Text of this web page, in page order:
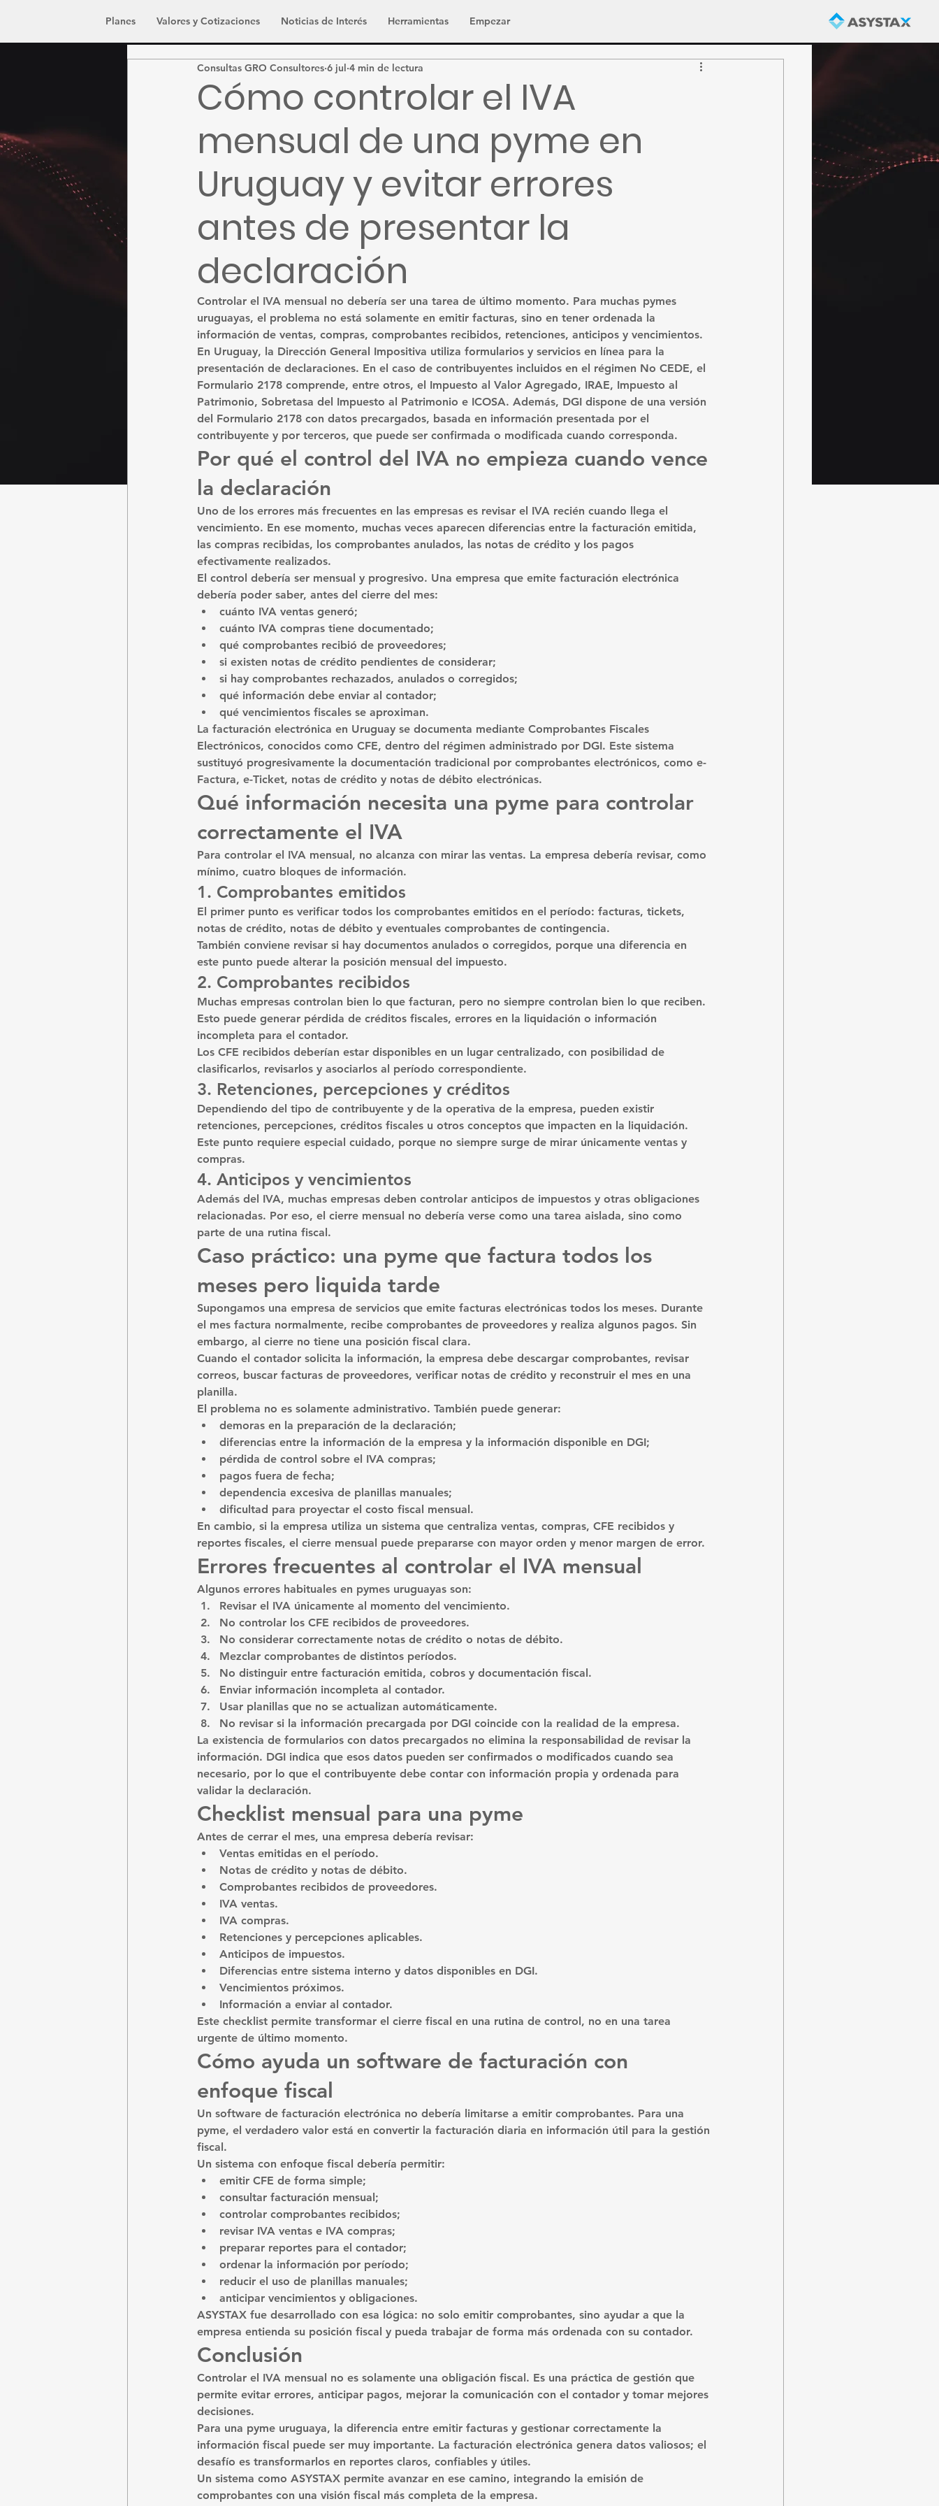
Planes Valores y Cotizaciones Noticias de Interés Herramientas Empezar
Cómo controlar el IVA
mensual de una pyme en
Uruguay y evitar errores
antes de presentar la
declaración
Consultas GRO Consultores 6 jul 4 min de lectura
Controlar el IVA mensual no debería ser una tarea de último momento. Para muchas pymes
uruguayas, el problema no está solamente en emitir facturas, sino en tener ordenada la
información de ventas, compras, comprobantes recibidos, retenciones, anticipos y vencimientos.
En Uruguay, la Dirección General Impositiva utiliza formularios y servicios en línea para la
presentación de declaraciones. En el caso de contribuyentes incluidos en el régimen No CEDE, el
Formulario 2178 comprende, entre otros, el Impuesto al Valor Agregado, IRAE, Impuesto al
Patrimonio, Sobretasa del Impuesto al Patrimonio e ICOSA. Además, DGI dispone de una versión
del Formulario 2178 con datos precargados, basada en información presentada por el
contribuyente y por terceros, que puede ser confirmada o modificada cuando corresponda.
Por qué el control del IVA no empieza cuando vence
la declaración
Uno de los errores más frecuentes en las empresas es revisar el IVA recién cuando llega el
vencimiento. En ese momento, muchas veces aparecen diferencias entre la facturación emitida,
las compras recibidas, los comprobantes anulados, las notas de crédito y los pagos
efectivamente realizados.
El control debería ser mensual y progresivo. Una empresa que emite facturación electrónica
debería poder saber, antes del cierre del mes:
cuánto IVA ventas generó;
cuánto IVA compras tiene documentado;
qué comprobantes recibió de proveedores;
si existen notas de crédito pendientes de considerar;
si hay comprobantes rechazados, anulados o corregidos;
qué información debe enviar al contador;
qué vencimientos fiscales se aproximan.
La facturación electrónica en Uruguay se documenta mediante Comprobantes Fiscales
Electrónicos, conocidos como CFE, dentro del régimen administrado por DGI. Este sistema
sustituyó progresivamente la documentación tradicional por comprobantes electrónicos, como e-
Factura, e-Ticket, notas de crédito y notas de débito electrónicas.
Qué información necesita una pyme para controlar
correctamente el IVA
Para controlar el IVA mensual, no alcanza con mirar las ventas. La empresa debería revisar, como
mínimo, cuatro bloques de información.
1. Comprobantes emitidos
El primer punto es verificar todos los comprobantes emitidos en el período: facturas, tickets,
notas de crédito, notas de débito y eventuales comprobantes de contingencia.
También conviene revisar si hay documentos anulados o corregidos, porque una diferencia en
este punto puede alterar la posición mensual del impuesto.
2. Comprobantes recibidos
Muchas empresas controlan bien lo que facturan, pero no siempre controlan bien lo que reciben.
Esto puede generar pérdida de créditos fiscales, errores en la liquidación o información
incompleta para el contador.
Los CFE recibidos deberían estar disponibles en un lugar centralizado, con posibilidad de
clasificarlos, revisarlos y asociarlos al período correspondiente.
3. Retenciones, percepciones y créditos
Dependiendo del tipo de contribuyente y de la operativa de la empresa, pueden existir
retenciones, percepciones, créditos fiscales u otros conceptos que impacten en la liquidación.
Este punto requiere especial cuidado, porque no siempre surge de mirar únicamente ventas y
compras.
4. Anticipos y vencimientos
Además del IVA, muchas empresas deben controlar anticipos de impuestos y otras obligaciones
relacionadas. Por eso, el cierre mensual no debería verse como una tarea aislada, sino como
parte de una rutina fiscal.
Caso práctico: una pyme que factura todos los
meses pero liquida tarde
Supongamos una empresa de servicios que emite facturas electrónicas todos los meses. Durante
el mes factura normalmente, recibe comprobantes de proveedores y realiza algunos pagos. Sin
embargo, al cierre no tiene una posición fiscal clara.
Cuando el contador solicita la información, la empresa debe descargar comprobantes, revisar
correos, buscar facturas de proveedores, verificar notas de crédito y reconstruir el mes en una
planilla.
El problema no es solamente administrativo. También puede generar:
demoras en la preparación de la declaración;
diferencias entre la información de la empresa y la información disponible en DGI;
pérdida de control sobre el IVA compras;
pagos fuera de fecha;
dependencia excesiva de planillas manuales;
dificultad para proyectar el costo fiscal mensual.
En cambio, si la empresa utiliza un sistema que centraliza ventas, compras, CFE recibidos y
reportes fiscales, el cierre mensual puede prepararse con mayor orden y menor margen de error.
Errores frecuentes al controlar el IVA mensual
Algunos errores habituales en pymes uruguayas son:
Revisar el IVA únicamente al momento del vencimiento.
No controlar los CFE recibidos de proveedores.
No considerar correctamente notas de crédito o notas de débito.
Mezclar comprobantes de distintos períodos.
No distinguir entre facturación emitida, cobros y documentación fiscal.
Enviar información incompleta al contador.
Usar planillas que no se actualizan automáticamente.
No revisar si la información precargada por DGI coincide con la realidad de la empresa.
La existencia de formularios con datos precargados no elimina la responsabilidad de revisar la
información. DGI indica que esos datos pueden ser confirmados o modificados cuando sea
necesario, por lo que el contribuyente debe contar con información propia y ordenada para
validar la declaración.
Checklist mensual para una pyme
Antes de cerrar el mes, una empresa debería revisar:
Ventas emitidas en el período.
Notas de crédito y notas de débito.
Comprobantes recibidos de proveedores.
IVA ventas.
IVA compras.
Retenciones y percepciones aplicables.
Anticipos de impuestos.
Diferencias entre sistema interno y datos disponibles en DGI.
Vencimientos próximos.
Información a enviar al contador.
Este checklist permite transformar el cierre fiscal en una rutina de control, no en una tarea
urgente de último momento.
Cómo ayuda un software de facturación con
enfoque fiscal
Un software de facturación electrónica no debería limitarse a emitir comprobantes. Para una
pyme, el verdadero valor está en convertir la facturación diaria en información útil para la gestión
fiscal.
Un sistema con enfoque fiscal debería permitir:
emitir CFE de forma simple;
consultar facturación mensual;
controlar comprobantes recibidos;
revisar IVA ventas e IVA compras;
preparar reportes para el contador;
ordenar la información por período;
reducir el uso de planillas manuales;
anticipar vencimientos y obligaciones.
ASYSTAX fue desarrollado con esa lógica: no solo emitir comprobantes, sino ayudar a que la
empresa entienda su posición fiscal y pueda trabajar de forma más ordenada con su contador.
Conclusión
Controlar el IVA mensual no es solamente una obligación fiscal. Es una práctica de gestión que
permite evitar errores, anticipar pagos, mejorar la comunicación con el contador y tomar mejores
decisiones.
Para una pyme uruguaya, la diferencia entre emitir facturas y gestionar correctamente la
información fiscal puede ser muy importante. La facturación electrónica genera datos valiosos; el
desafío es transformarlos en reportes claros, confiables y útiles.
Un sistema como ASYSTAX permite avanzar en ese camino, integrando la emisión de
comprobantes con una visión fiscal más completa de la empresa.